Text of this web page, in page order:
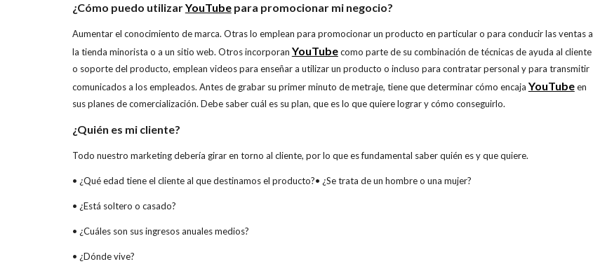
¿Cómo puedo utilizarYouTubepara promocionar mi negocio?
Aumentar el conocimiento de marca. Otras lo emplean para promocionar un producto en particular o para conducir las ventas a
la tienda minorista o a un sitio web. Otros incorporan YouTubecomo parte de su combinación de técnicas de ayuda al cliente
o soporte del producto, emplean videos para enseñar a utilizar un producto o incluso para contratar personal y para transmitir
comunicados a los empleados. Antes de grabar su primer minuto de metraje, tiene que determinar cómo encaja YouTubeen
sus planes de comercialización. Debe saber cuál es su plan, que es lo que quiere lograr y cómo conseguirlo.
¿Quién es mi cliente?
Todo nuestro marketing debería girar en torno al cliente, por lo que es fundamental saber quién es y que quiere.
• ¿Qué edad tiene el cliente al que destinamos el producto?• ¿Se trata de un hombre o una mujer?
• ¿Está soltero o casado?
• ¿Cuáles son sus ingresos anuales medios?
• ¿Dónde vive?